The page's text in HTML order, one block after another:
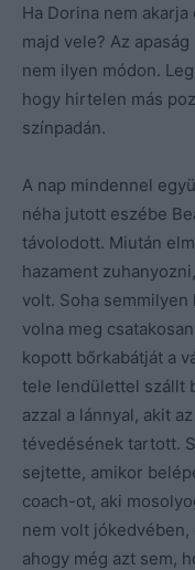
Ha Dorina nem
majd vele? Az
nem ilyen módon.
hogy hirtelen más
színpadán.
A nap mindennel
néha jutott eszébe
távolodott. Miután
hazament
volt. Soha
volna meg
kopott bőrkabátját a
tele lendülettel szállt
azzal a lánnyal, akit
tévedésének tartott.
sejtette, amikor
coach-ot, aki
nem volt
ahogy még azt sem,